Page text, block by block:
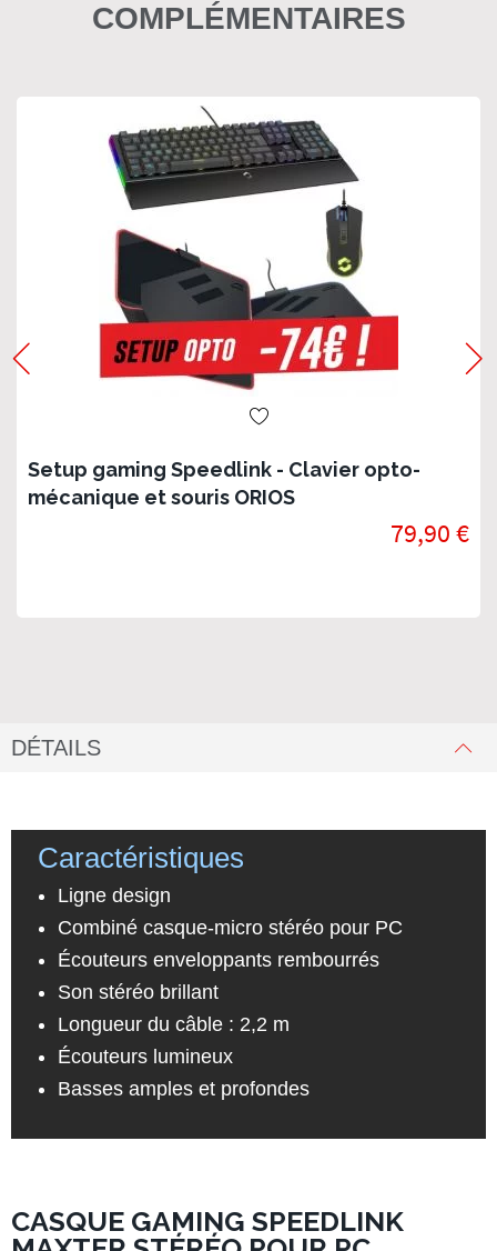
COMPLÉMENTAIRES
Setup gaming Speedlink - Clavier opto-
mécanique et souris ORIOS
79,90 €
DÉTAILS
Caractéristiques
Ligne design
Combiné casque-micro stéréo pour PC
Écouteurs enveloppants rembourrés
Son stéréo brillant
Longueur du câble : 2,2 m
Écouteurs lumineux
Basses amples et profondes
CASQUE GAMING SPEEDLINK